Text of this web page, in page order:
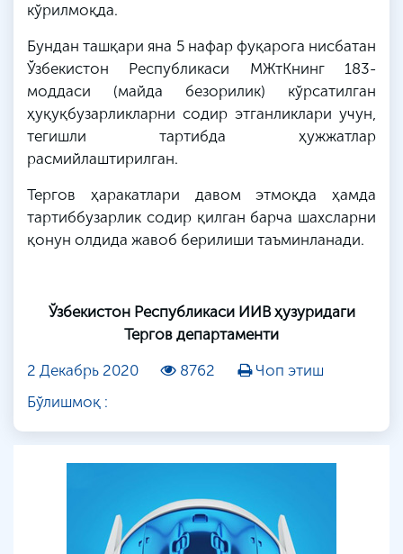
кўрилмоқда.
Бундан ташқари яна 5 нафар фуқарога нисбатан
Ўзбекистон Республикаси МЖтКнинг 183-
моддаси (майда безорилик) кўрсатилган
ҳуқуқбузарликларни содир этганликлари учун,
тегишли тартибда ҳужжатлар
расмийлаштирилган.
Тергов ҳаракатлари давом этмоқда ҳамда
тартиббузарлик содир қилган барча шахсларни
қонун олдида жавоб берилиши таъминланади.
Ўзбекистон Республикаси ИИВ ҳузуридаги
Тергов департаменти
2 Декабрь 2020
8762
Чоп этиш
Бўлишмоқ :